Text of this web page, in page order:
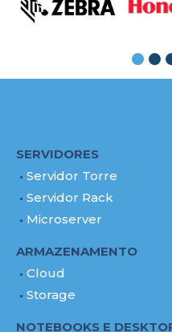
SERVIDORES
Servidor Torre
Servidor Rack
Microserver
ARMAZENAMENTO
Cloud
Storage
NOTEBOOKS E